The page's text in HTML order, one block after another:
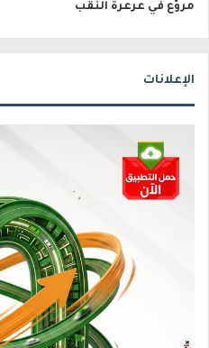
مروّع في عرعرة النقب
الإعلانات